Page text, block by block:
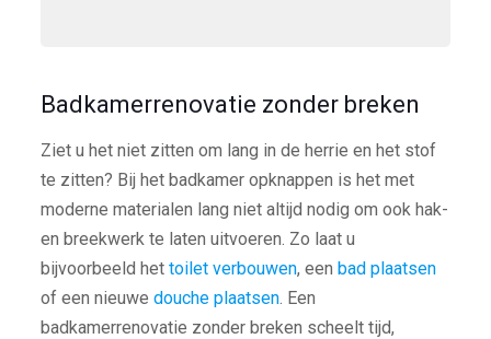
Badkamerrenovatie zonder breken
Ziet u het niet zitten om lang in de herrie en het stof
te zitten? Bij het badkamer opknappen is het met
moderne materialen lang niet altijd nodig om ook hak-
en breekwerk te laten uitvoeren. Zo laat u
bijvoorbeeld het toilet verbouwen, een bad plaatsen
of een nieuwe douche plaatsen. Een
badkamerrenovatie zonder breken scheelt tijd,